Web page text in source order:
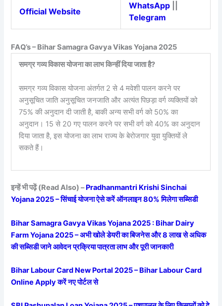
Official Website
WhatsApp
Telegram
FAQ’s – Bihar Samagra Gavya Vikas Yojana 2025
समग्र गव्य विकास योजना का लाभ किन्हीं दिया जाता है?
समग्र गव्य विकास योजना अंतर्गत 2 से 4 मवेशी पालन करने पर
अनुसूचित जाति अनुसूचित जनजाति और अत्यंत पिछड़ा वर्ग व्यक्तियों को
75% की अनुदान दी जाती है, बाकी अन्य सभी वर्ग को 50% का
अनुदान। 15 से 20 गए पालन करने पर सभी वर्ग को 40% का अनुदान
दिया जाता है, इस योजना का लाभ राज्य के बेरोजगार युवा युक्तियों ले
सकते हैं।
इन्हें भी पढ़ें (Read Also) –Pradhanmantri Krishi Sinchai
Yojana 2025 – सिंचाई योजना ऐसे करें ऑनलाइन 80% मिलेगा सब्सिडी
Bihar Samagra Gavya Vikas Yojana 2025 : Bihar Dairy
Farm Yojana 2025 – अभी खोले डेयरी का बिजनेस और 8 लाख से अधिक
की सब्सिडी जाने आवेदन प्रक्रिया पात्रता लाभ और पूरी जानकारी
Bihar Labour Card New Portal 2025 – Bihar Labour Card
Online Apply करें नए पोर्टल से